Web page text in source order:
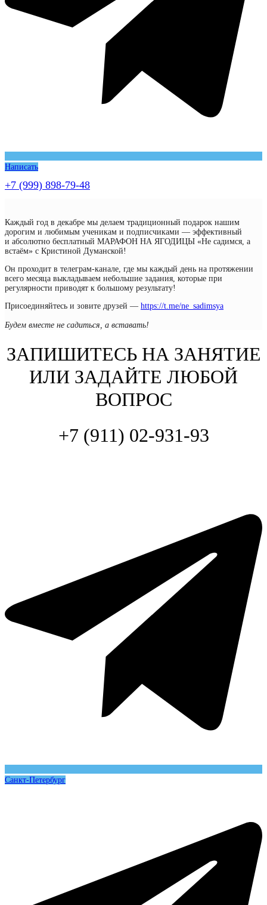
Написать
+7 (999) 898-79-48
Каждый год в декабре мы делаем традиционный подарок нашим
дорогим и любимым ученикам и подписчиками — эффективный
и абсолютно бесплатный МАРАФОН НА ЯГОДИЦЫ «Не садимся, а
встаём» с Кристиной Думанской!
Он проходит в телеграм-канале, где мы каждый день на протяжении
всего месяца выкладываем небольшие задания, которые при
регулярности приводят к большому результату!
Присоединяйтесь и зовите друзей — https://t.me/ne_sadimsya
Будем вместе не садиться, а вставать!
ЗАПИШИТЕСЬ НА ЗАНЯТИЕ
ИЛИ ЗАДАЙТЕ ЛЮБОЙ
ВОПРОС
+7 (911) 02-931-93
Санкт-Петербург